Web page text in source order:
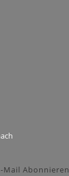
Mail Abonnieren